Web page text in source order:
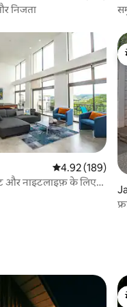
निजता
औसत रेटिंग 5 में से
4.92 (189)
और नाइटलाइफ़ के लिए